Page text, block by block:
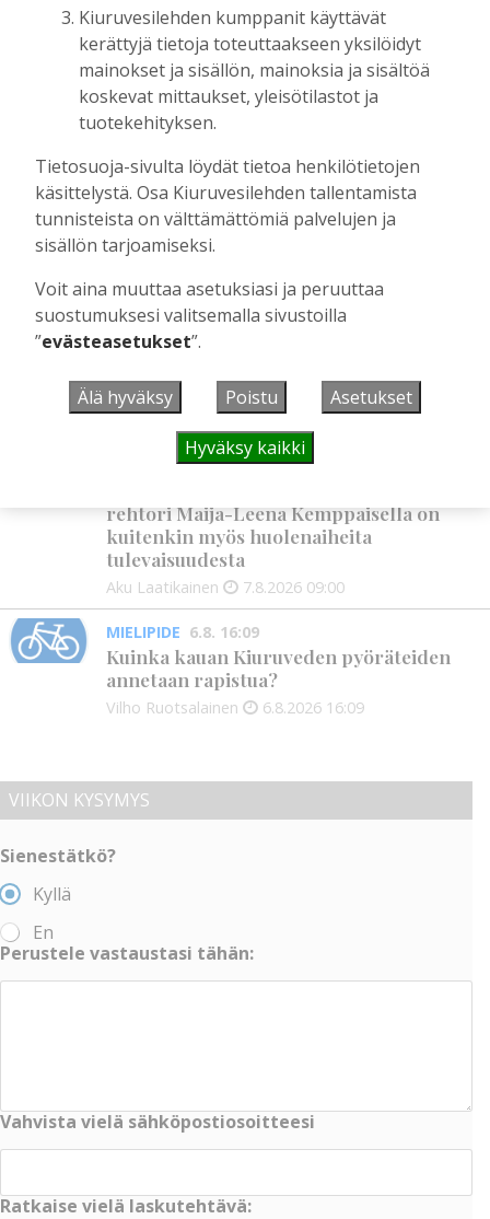
MIELIPIDE 7.8. 12:26
Terveisiä eduskuntaan
Vilho Ruotsalainen 12:26
HYVINVOINTIALUE 7.8. 12:00
Kiuruvedelle ja Iisalmeen
ostopalvelulääkäri – tarkoituksena on
helpottaa kaupunkien lääkäripulaa
Aku Laatikainen
GOLF 7.8. 11:33
Golftapahtuma tuotti jälleen komeasti
tukea Kiuruveden nuorille – palkittavat
Aku Laatikainen 7.8.2026 11:33
KANSALAISOPISTO 7.8. 9:00
Kansalaisopiston ja Harkka-kerhojen
rehtori Maija-Leena Kemppaisella on
kuitenkin myös huolenaiheita
tulevaisuudesta
Aku Laatikainen 7.8.2026 09:00
MIELIPIDE 6.8. 16:09
Kuinka kauan Kiuruveden pyöräteiden
annetaan rapistua?
Vilho Ruotsalainen 6.8.2026 16:09
VIIKON KYSYMYS
Sienestätkö?
Kyllä
En
Perustele vastaustasi tähän:
Vahvista vielä sähköpostiosoitteesi
Ratkaise vielä laskutehtävä:
Kiuruvesilehden kumppanit käyttävät
kerättyjä tietoja toteuttaakseen yksilöidyt
mainokset ja sisällön, mainoksia ja sisältöä
koskevat mittaukset, yleisötilastot ja
tuotekehityksen.
Tietosuoja-sivulta löydät tietoa henkilötietojen
käsittelystä. Osa Kiuruvesilehden tallentamista
tunnisteista on välttämättömiä palvelujen ja
sisällön tarjoamiseksi.
Voit aina muuttaa asetuksiasi ja peruuttaa
suostumuksesi valitsemalla sivustoilla
”evästeasetukset”.
Älä hyväksy Poistu Asetukset
Hyväksy kaikki